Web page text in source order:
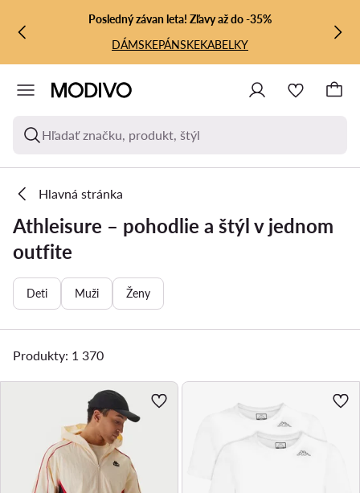
PREJSŤ NA HLAVNÝ OBSAH
PREJSŤ NA VYHĽADÁVANIE
Posledný závan leta! Zľavy až do -35%
DÁMSKEPÁNSKEKABELKY
Hľadať značku, produkt, štýl
Hlavná stránka
Athleisure – pohodlie a štýl v jednom
outfite
Deti Muži Ženy
Produkty: 1 370